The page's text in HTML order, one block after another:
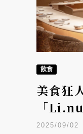
飲食
美食狂
「
味？
2025/09/02